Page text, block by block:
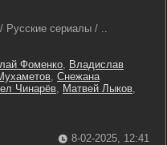
сериалы / ..
Фоменко, Владислав
, Снежана
Чинарёв, Матвей Лыков,
8-02-2025, 12:41